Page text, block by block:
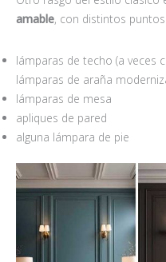
amable, con distintos
lámparas de techo (a veces
lámparas de araña
lámparas de mesa
apliques de pared
alguna lámpara de pie